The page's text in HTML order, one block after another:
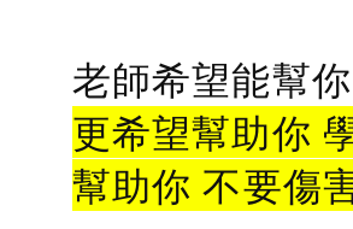
老師希望能幫
更希望幫助你
幫助你 不要傷